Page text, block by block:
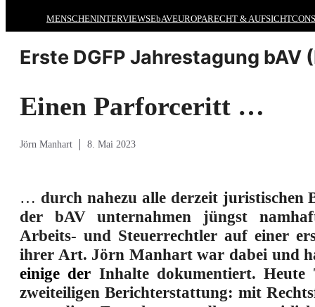
MENSCHENINTERVIEWSEbAVEUROPARECHT & AUFSICHT
Erste DGFP Jahrestagung bAV
Einen Parforceritt …
Jörn Manhart 8. Mai 2023
… durch nahezu alle derzeit juristischen
der bAV unternahmen jüngst
Arbeits- und Steuerrechtler auf einer
ihrer Art. Jörn Manhart war dabei und
einige der Inhalte dokumentiert. Heute
zweiteiligen Berichterstattung: mit